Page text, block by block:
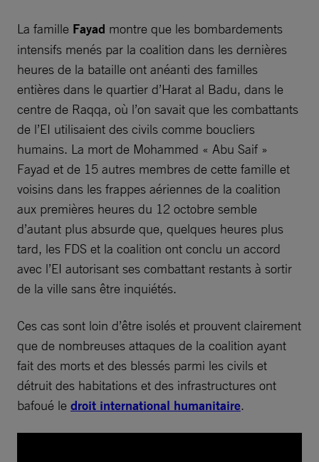
La famille Fayad montre que les bombardements
intensifs menés par la coalition dans les dernières
heures de la bataille ont anéanti des familles
entières dans le quartier d’Harat al Badu, dans le
centre de Raqqa, où l’on savait que les combattants
de l’EI utilisaient des civils comme boucliers
humains. La mort de Mohammed « Abu Saif »
Fayad et de 15 autres membres de cette famille et
voisins dans les frappes aériennes de la coalition
aux premières heures du 12 octobre semble
d’autant plus absurde que, quelques heures plus
tard, les FDS et la coalition ont conclu un accord
avec l’EI autorisant ses combattant restants à sortir
de la ville sans être inquiétés.
Ces cas sont loin d’être isolés et prouvent clairement
que de nombreuses attaques de la coalition ayant
fait des morts et des blessés parmi les civils et
détruit des habitations et des infrastructures ont
bafoué le droit international humanitaire.